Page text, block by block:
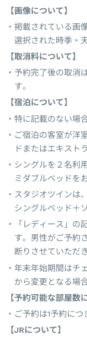
【画像について】
掲載されている画
選択された時季・
【取消料について】
予約完了後の取消
す。
【宿泊について】
特に記載のない場
ご宿泊の客室が洋
ドまたはエキスト
シングルを２名利
ミダブルベッドを
スタジオツインは
シングルベッド＋
「レディース」の
す。男性がご予約
断りさせていただ
年末年始期間はチ
から変更となる場
【予約可能な部屋数
ご予約は1予約につ
【JRについて】